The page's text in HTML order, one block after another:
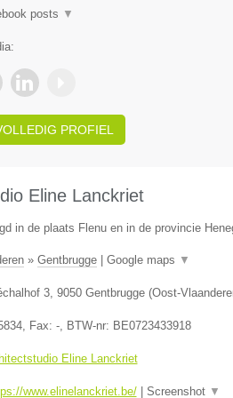
posts ▼
PROFIEL
Eline Lanckriet
in de plaats Flenu en in de provincie
» Gentbrugge| Google maps ▼
3, 9050 Gentbrugge(Oost-
, Fax: -, BTW-nr: BE0723433918
Eline Lanckriet
www.elinelanckriet.be/| Screenshot ▼